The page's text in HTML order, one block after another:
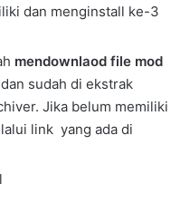
dan menginstall ke-3
mendownlaod file mod
dan sudah di ekstrak
Jika belum memiliki
link yang ada di